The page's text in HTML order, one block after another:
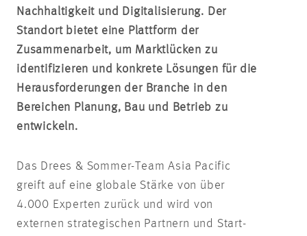
Nachhaltigkeit und Digitalisierung. Der
Standort bietet eine Plattform der
Zusammenarbeit, um Marktlücken zu
identifizieren und konkrete Lösungen für die
Herausforderungen der Branche in den
Bereichen Planung, Bau und Betrieb zu
entwickeln.
Das Drees & Sommer-Team Asia Pacific
greift auf eine globale Stärke von über
4.000 Experten zurück und wird von
externen strategischen Partnern und Start-